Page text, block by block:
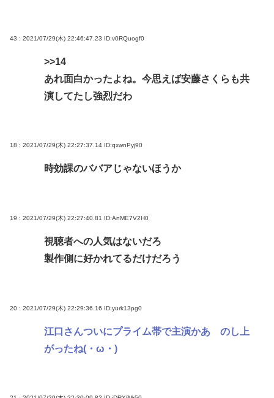
43 : 2021/07/29(木) 22:46:47.23 ID:v0RQuogf0
>>14
あれ面白かったよね。今思えば安藤さくらも共
演してたし強烈だわ
18 : 2021/07/29(木) 22:27:37.14 ID:qxwnPyj90
時効課のババアじゃないほうか
19 : 2021/07/29(木) 22:27:40.81 ID:AnME7V2H0
視聴者への人気はないだろ
製作側に好かれてるだけだろう
20 : 2021/07/29(木) 22:29:36.16 ID:yurk13pg0
江口さんついにプライム帯で主演かあ のし上
がったね(・ω・)